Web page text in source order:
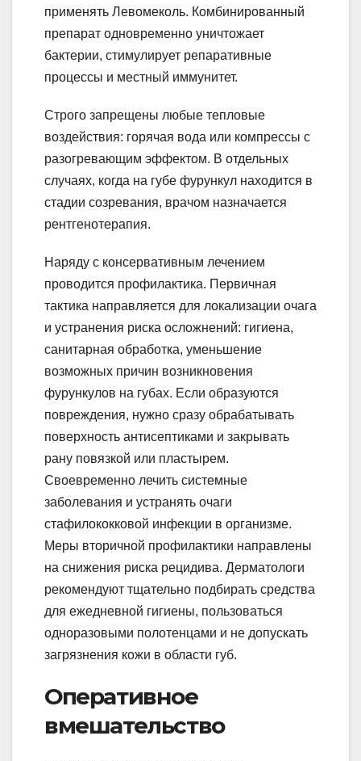
применять Левомеколь. Комбинированный
препарат одновременно уничтожает
бактерии, стимулирует репаративные
процессы и местный иммунитет.
Строго запрещены любые тепловые
воздействия: горячая вода или компрессы с
разогревающим эффектом. В отдельных
случаях, когда на губе фурункул находится в
стадии созревания, врачом назначается
рентгенотерапия.
Наряду с консервативным лечением
проводится профилактика. Первичная
тактика направляется для локализации очага
и устранения риска осложнений: гигиена,
санитарная обработка, уменьшение
возможных причин возникновения
фурункулов на губах. Если образуются
повреждения, нужно сразу обрабатывать
поверхность антисептиками и закрывать
рану повязкой или пластырем.
Своевременно лечить системные
заболевания и устранять очаги
стафилококковой инфекции в организме.
Меры вторичной профилактики направлены
на снижения риска рецидива. Дерматологи
рекомендуют тщательно подбирать средства
для ежедневной гигиены, пользоваться
одноразовыми полотенцами и не допускать
загрязнения кожи в области губ.
Оперативное
вмешательство